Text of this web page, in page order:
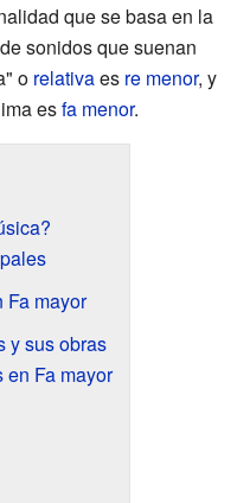
que se basa en la
sonidos que suenan
o relativaes re menor, y
esfa menor.
Fa mayor
y sus obras
en Fa mayor